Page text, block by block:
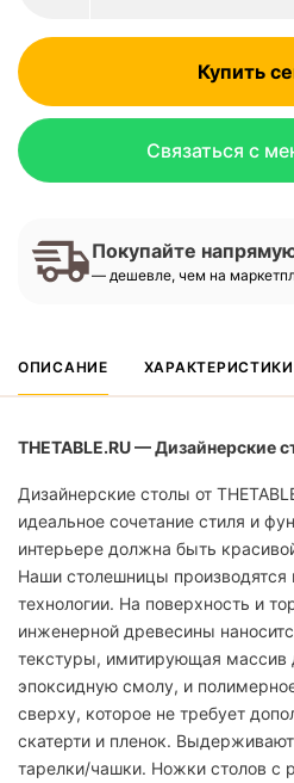
Купить
Связаться с
Покупайте
— дешевле, чем на
ОПИСАНИЕ ХАРАКТЕРИСТИКИ
THETABLE.RU — Дизайнерские
Дизайнерские столы от
идеальное сочетание стиля и
интерьере должна быть
Наши столешницы производятся
технологии. На поверхность и
инженерной древесины
текстуры, имитирующая массив
эпоксидную смолу, и
сверху, которое не требует
скатерти и пленок.
тарелки/чашки. Ножки столов с